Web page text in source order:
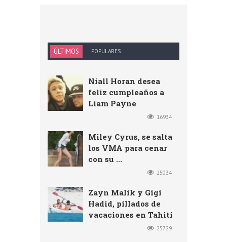
ÚLTIMOS POPULARES
Niall Horan desea
feliz cumpleaños a
Liam Payne
16934
Miley Cyrus, se salta
los VMA para cenar
con su ...
25034
Zayn Malik y Gigi
Hadid, pillados de
vacaciones en Tahiti
25729